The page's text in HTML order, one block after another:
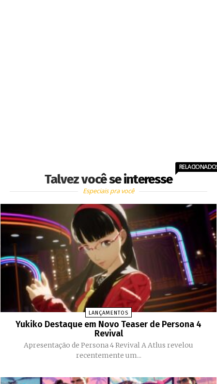
Talvez você se interesse
Especiais pra você
LANÇAMENTOS
Yukiko Destaque em Novo Teaser de Persona 4
Revival
Apresentação de Persona 4 Revival A Atlus revelou
recentemente um...